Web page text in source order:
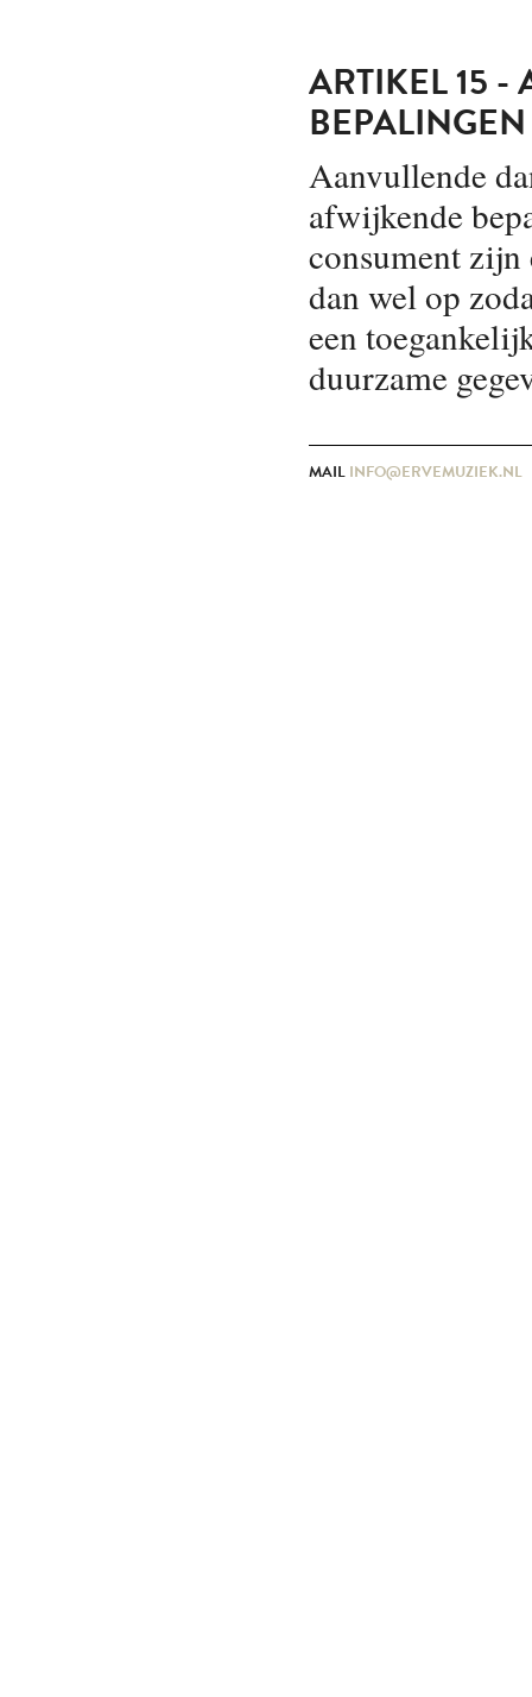
ARTIKEL 15
BEPALINGEN
Aanvullende
afwijkende
consument
dan wel op
een
duurzame
MAIL INFO@ERVEMUZIEK.NL